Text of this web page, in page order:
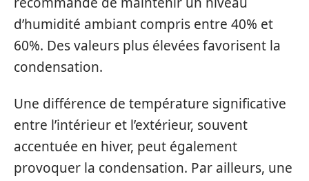
d’humidité ambiant compris entre 40% et
60%. Des valeurs plus élevées favorisent la
condensation.
Une différence de température significative
entre l’intérieur et l’extérieur, souvent
accentuée en hiver, peut également
provoquer la condensation. Par ailleurs, une